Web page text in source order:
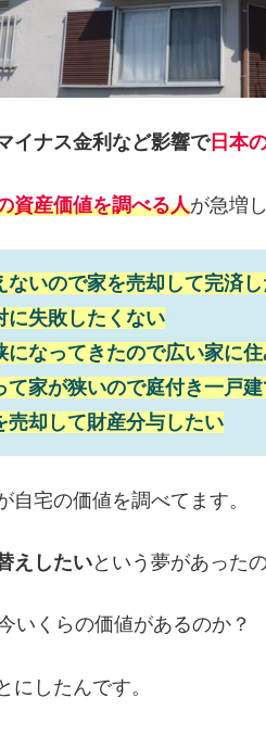
イナス金利など影響で日本
資産価値を調べる人が急増
ないので家を売却して完済
に失敗したくない
になってきたので広い家に
て家が狭いので庭付き一戸
売却して財産分与したい
自宅の価値を調べてます。
えしたいという夢があった
いくらの価値があるのか？
にしたんです。